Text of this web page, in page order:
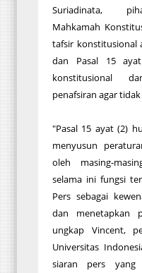
Suriadinata,
Mahkamah
tafsir konstitusional
dan Pasal 15
konstitusional
penafsiran agar
"Pasal 15 ayat (2)
menyusun
oleh masing-
selama ini fungsi
Pers sebagai
dan menetapkan
ungkap Vincent,
Universitas
siaran pers